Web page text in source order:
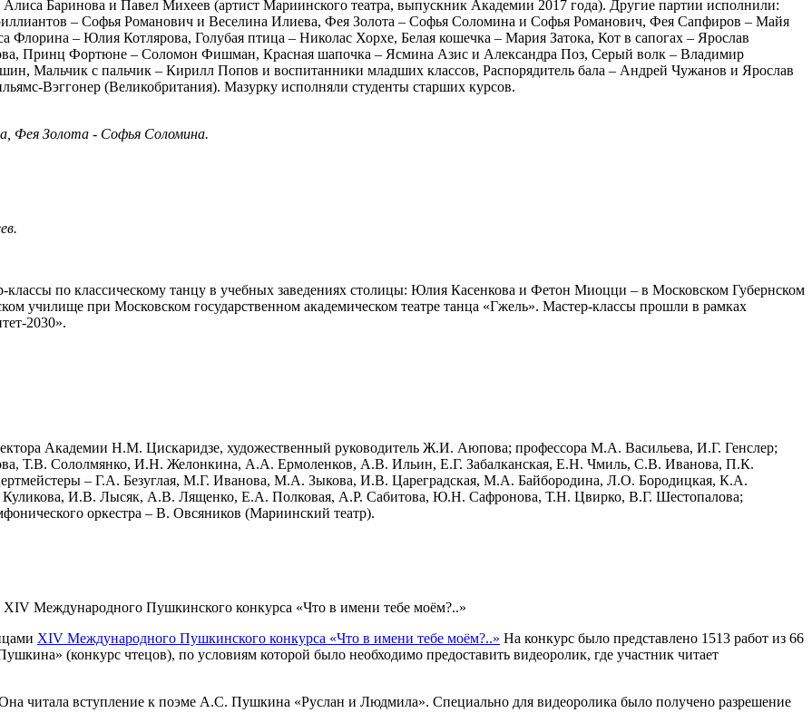
Баринова и Павел Михеев (артист Мариинского театра, выпускник Академии 2017 года). Другие партии исполнили:
– Софья Романович и Веселина Илиева, Фея Золота – Софья Соломина и Софья Романович, Фея Сапфиров – Майя
– Юлия Котлярова, Голубая птица – Николас Хорхе, Белая кошечка – Мария Затока, Кот в сапогах – Ярослав
Принц Фортюне – Соломон Фишман, Красная шапочка – Ясмина Азис и Александра Поз, Серый волк – Владимир
Мальчик с пальчик – Кирилл Попов и воспитанники младших классов, Распорядитель бала – Андрей Чужанов и Ярослав
Вэггонер (Великобритания). Мазурку исполняли студенты старших курсов.
Фея Золота - Софья Соломина.
классы по классическому танцу в учебных заведениях столицы: Юлия Касенкова и Фетон Миоцци – в Московском Губернском
училище при Московском государственном академическом театре танца «Гжель». Мастер-классы прошли в рамках
2030».
Академии Н.М. Цискаридзе, художественный руководитель Ж.И. Аюпова; профессора М.А. Васильева, И.Г. Генслер;
Т.В. Сололмянко, И.Н. Желонкина, А.А. Ермоленков, А.В. Ильин, Е.Г. Забалканская, Е.Н. Чмиль, С.В. Иванова, П.К.
– Г.А. Безуглая, М.Г. Иванова, М.А. Зыкова, И.В. Цареградская, М.А. Байбородина, Л.О. Бородицкая, К.А.
И.В. Лысяк, А.В. Лященко, Е.А. Полковая, А.Р. Сабитова, Ю.Н. Сафронова, Т.Н. Цвирко, В.Г. Шестопалова;
оркестра – В. Овсяников (Мариинский театр).
Международного Пушкинского конкурса «Что в имени тебе моём?..»
XIV Международного Пушкинского конкурса «Что в имени тебе моём?..» На конкурс было представлено 1513 работ из 66
(конкурс чтецов), по условиям которой было необходимо предоставить видеоролик, где участник читает
читала вступление к поэме А.С. Пушкина «Руслан и Людмила». Специально для видеоролика было получено разрешение